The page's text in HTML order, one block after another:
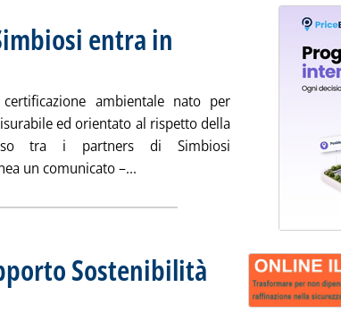
entra in
ambientale nato per
ed orientato al rispetto della
tra i partners di Simbiosi
un comunicato –... Leggi tutta la notizia:
Sostenibilità